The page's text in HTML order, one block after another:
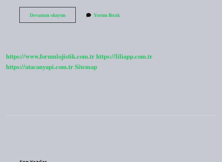
Devamını okuyunAllah
Üçtür
Yorum Bırak
https://www.forumlojistik.com.trhttps://liliapp.com.tr
https://atacanyapi.com.trSitemap